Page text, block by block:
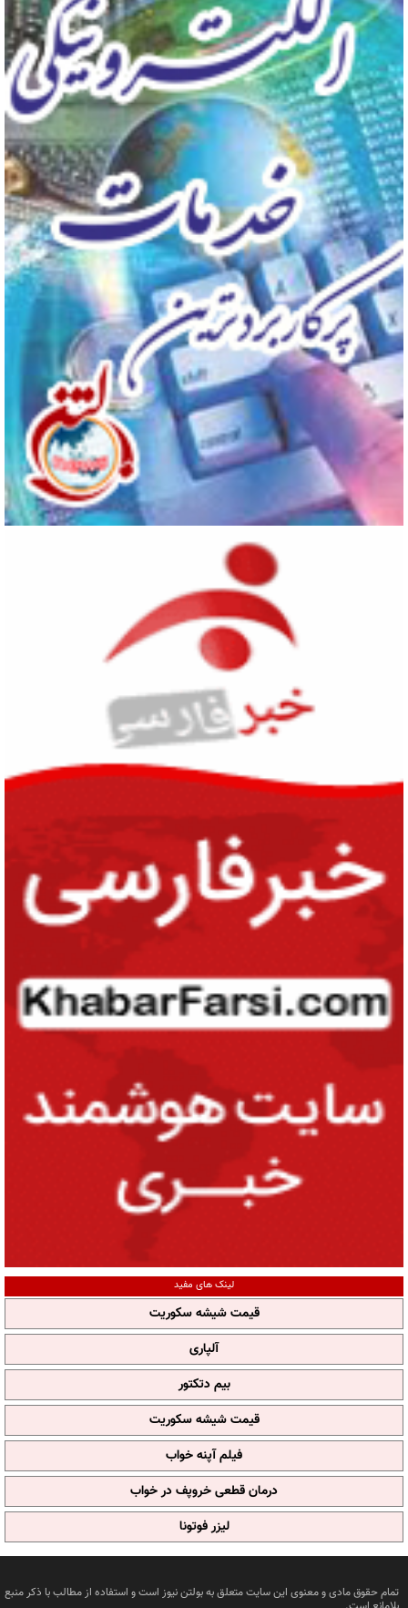
لینک های مفید
قیمت شیشه سکوریت
آلپاری
بیم دتکتور
قیمت شیشه سکوریت
فیلم آپنه خواب
درمان قطعی خروپف در خواب
لیزر فوتونا
تمام حقوق مادی و معنوی این سایت متعلق به بولتن نیوز است و استفاده از مطالب با ذکر منبع